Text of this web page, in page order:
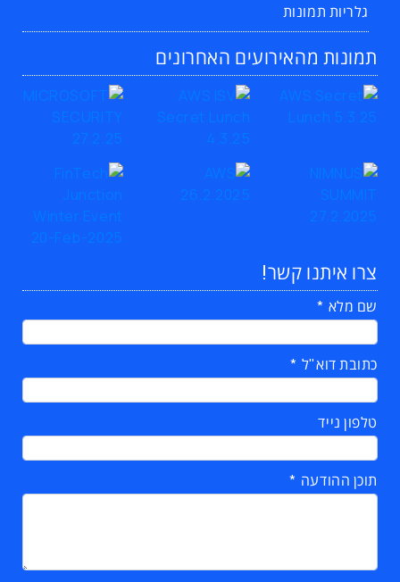
גלריות תמונות
תמונות מהאירועים האחרונים
צרו איתנו קשר!
שם מלא
כתובת דוא"ל
טלפון נייד
תוכן ההודעה